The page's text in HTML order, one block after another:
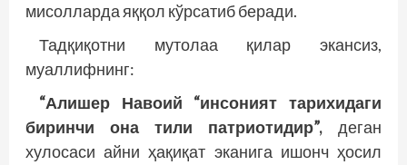
мисолларда яққол кўрсатиб беради.
Тадқиқотни мутолаа қилар экансиз,
муаллифнинг:
“Алишер Навоий “инсоният тарихидаги
биринчи она тили патриотидир”, деган
хулосаси айни ҳақиқат эканига ишонч ҳосил